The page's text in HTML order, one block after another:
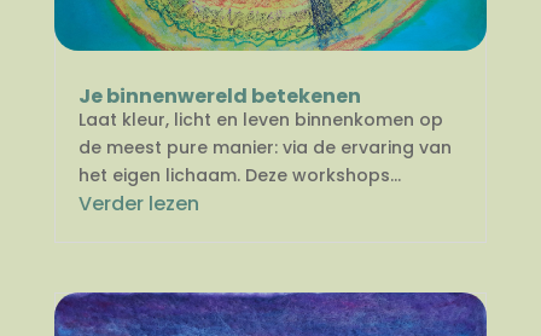
Je binnenwereld betekenen
Laat kleur, licht en leven binnenkomen op
de meest pure manier: via de ervaring van
het eigen lichaam. Deze workshops...
Verder lezen